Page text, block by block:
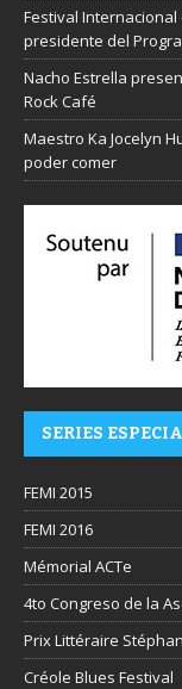
Festival Internacional
presidente del
Nacho Estrella
Rock Café
Maestro Ka Jocelyn
poder comer
SERIES
FEMI 2015
FEMI 2016
Mémorial ACTe
4to Congreso de la
Prix Littéraire
Créole Blues Festival